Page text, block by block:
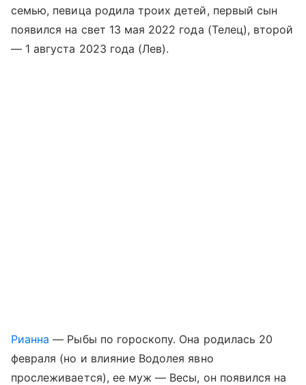
семью, певица родила троих детей, первый сын
появился на свет 13 мая 2022 года (Телец), второй
— 1 августа 2023 года (Лев).
Рианна — Рыбы по гороскопу. Она родилась 20
февраля (но и влияние Водолея явно
прослеживается), ее муж — Весы, он появился на